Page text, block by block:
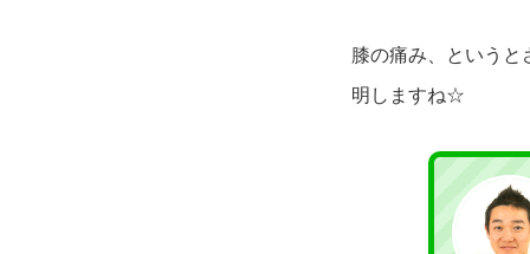
膝の痛み、というと
明しますね☆